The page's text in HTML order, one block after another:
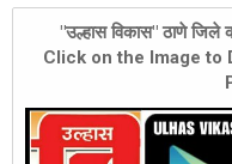
"उल्हास विकास" ठाणे जिले
Click on the Image to